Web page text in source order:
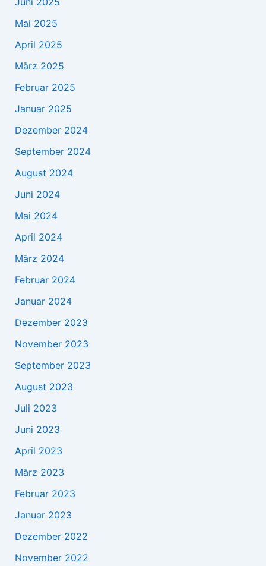
Mai 2025
April 2025
März 2025
Februar 2025
Januar 2025
Dezember 2024
September 2024
August 2024
Juni 2024
Mai 2024
April 2024
März 2024
Februar 2024
Januar 2024
Dezember 2023
November 2023
September 2023
August 2023
Juli 2023
Juni 2023
April 2023
März 2023
Februar 2023
Januar 2023
Dezember 2022
November 2022